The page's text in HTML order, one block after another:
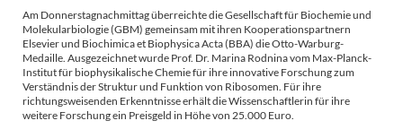
Am Donnerstagnachmittag überreichte die Gesellschaft für Biochemie und
Molekularbiologie (GBM) gemeinsam mit ihren Kooperationspartnern
Elsevier und Biochimica et Biophysica Acta (BBA) die Otto-Warburg-
Medaille. Ausgezeichnet wurde Prof. Dr. Marina Rodnina vom Max-Planck-
Institut für biophysikalische Chemie für ihre innovative Forschung zum
Verständnis der Struktur und Funktion von Ribosomen. Für ihre
richtungsweisenden Erkenntnisse erhält die Wissenschaftlerin für ihre
weitere Forschung ein Preisgeld in Höhe von 25.000 Euro.